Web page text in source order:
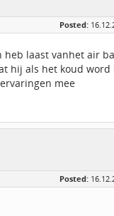
Posted:
heb laast vanhet air
hij als het koud
mee
Posted: